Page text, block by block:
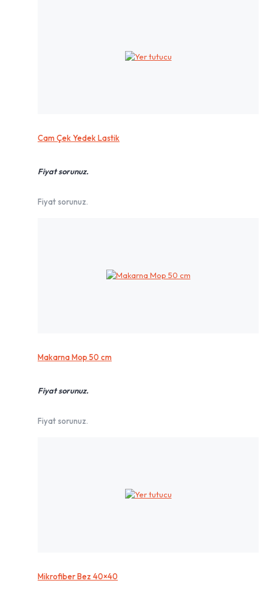
Cam Çek Yedek Lastik
Fiyat sorunuz.
Fiyat sorunuz.
Makarna Mop 50 cm
Fiyat sorunuz.
Fiyat sorunuz.
Mikrofiber Bez 40×40